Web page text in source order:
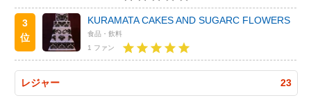
3
位
KURAMATA CAKES AND SUGARC FLOWERS
食品・飲料
1 ファン
レジャー 23